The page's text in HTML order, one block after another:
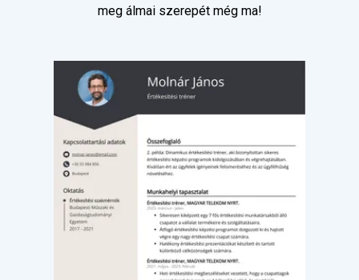
meg álmai szerepét még ma!